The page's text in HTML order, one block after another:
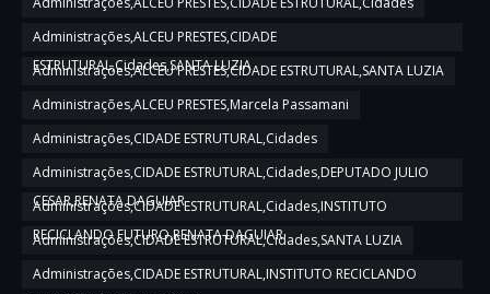
Administrações,ALCEU PRESTES,CIDADE
ESTRUTURAL,Cidades,SANTA LUZIA
Administrações,ALCEU PRESTES,CIDADE ESTRUTURAL,SANTA LUZIA
Administrações,ALCEU PRESTES,Marcela Passamani
Administrações,CIDADE ESTRUTURAL,Cidades
Administrações,CIDADE ESTRUTURAL,Cidades,DEPUTADO JULIO
CESAR,RENATA DAGUIAR
Administrações,CIDADE ESTRUTURAL,Cidades,INSTITUTO
RECICLANDO FUTURO,RENATA DAGUIAR
Administrações,CIDADE ESTRUTURAL,Cidades,SANTA LUZIA
Administrações,CIDADE ESTRUTURAL,INSTITUTO RECICLANDO